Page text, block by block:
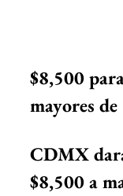
$8,500
mayores
CDMX
$8,500 a